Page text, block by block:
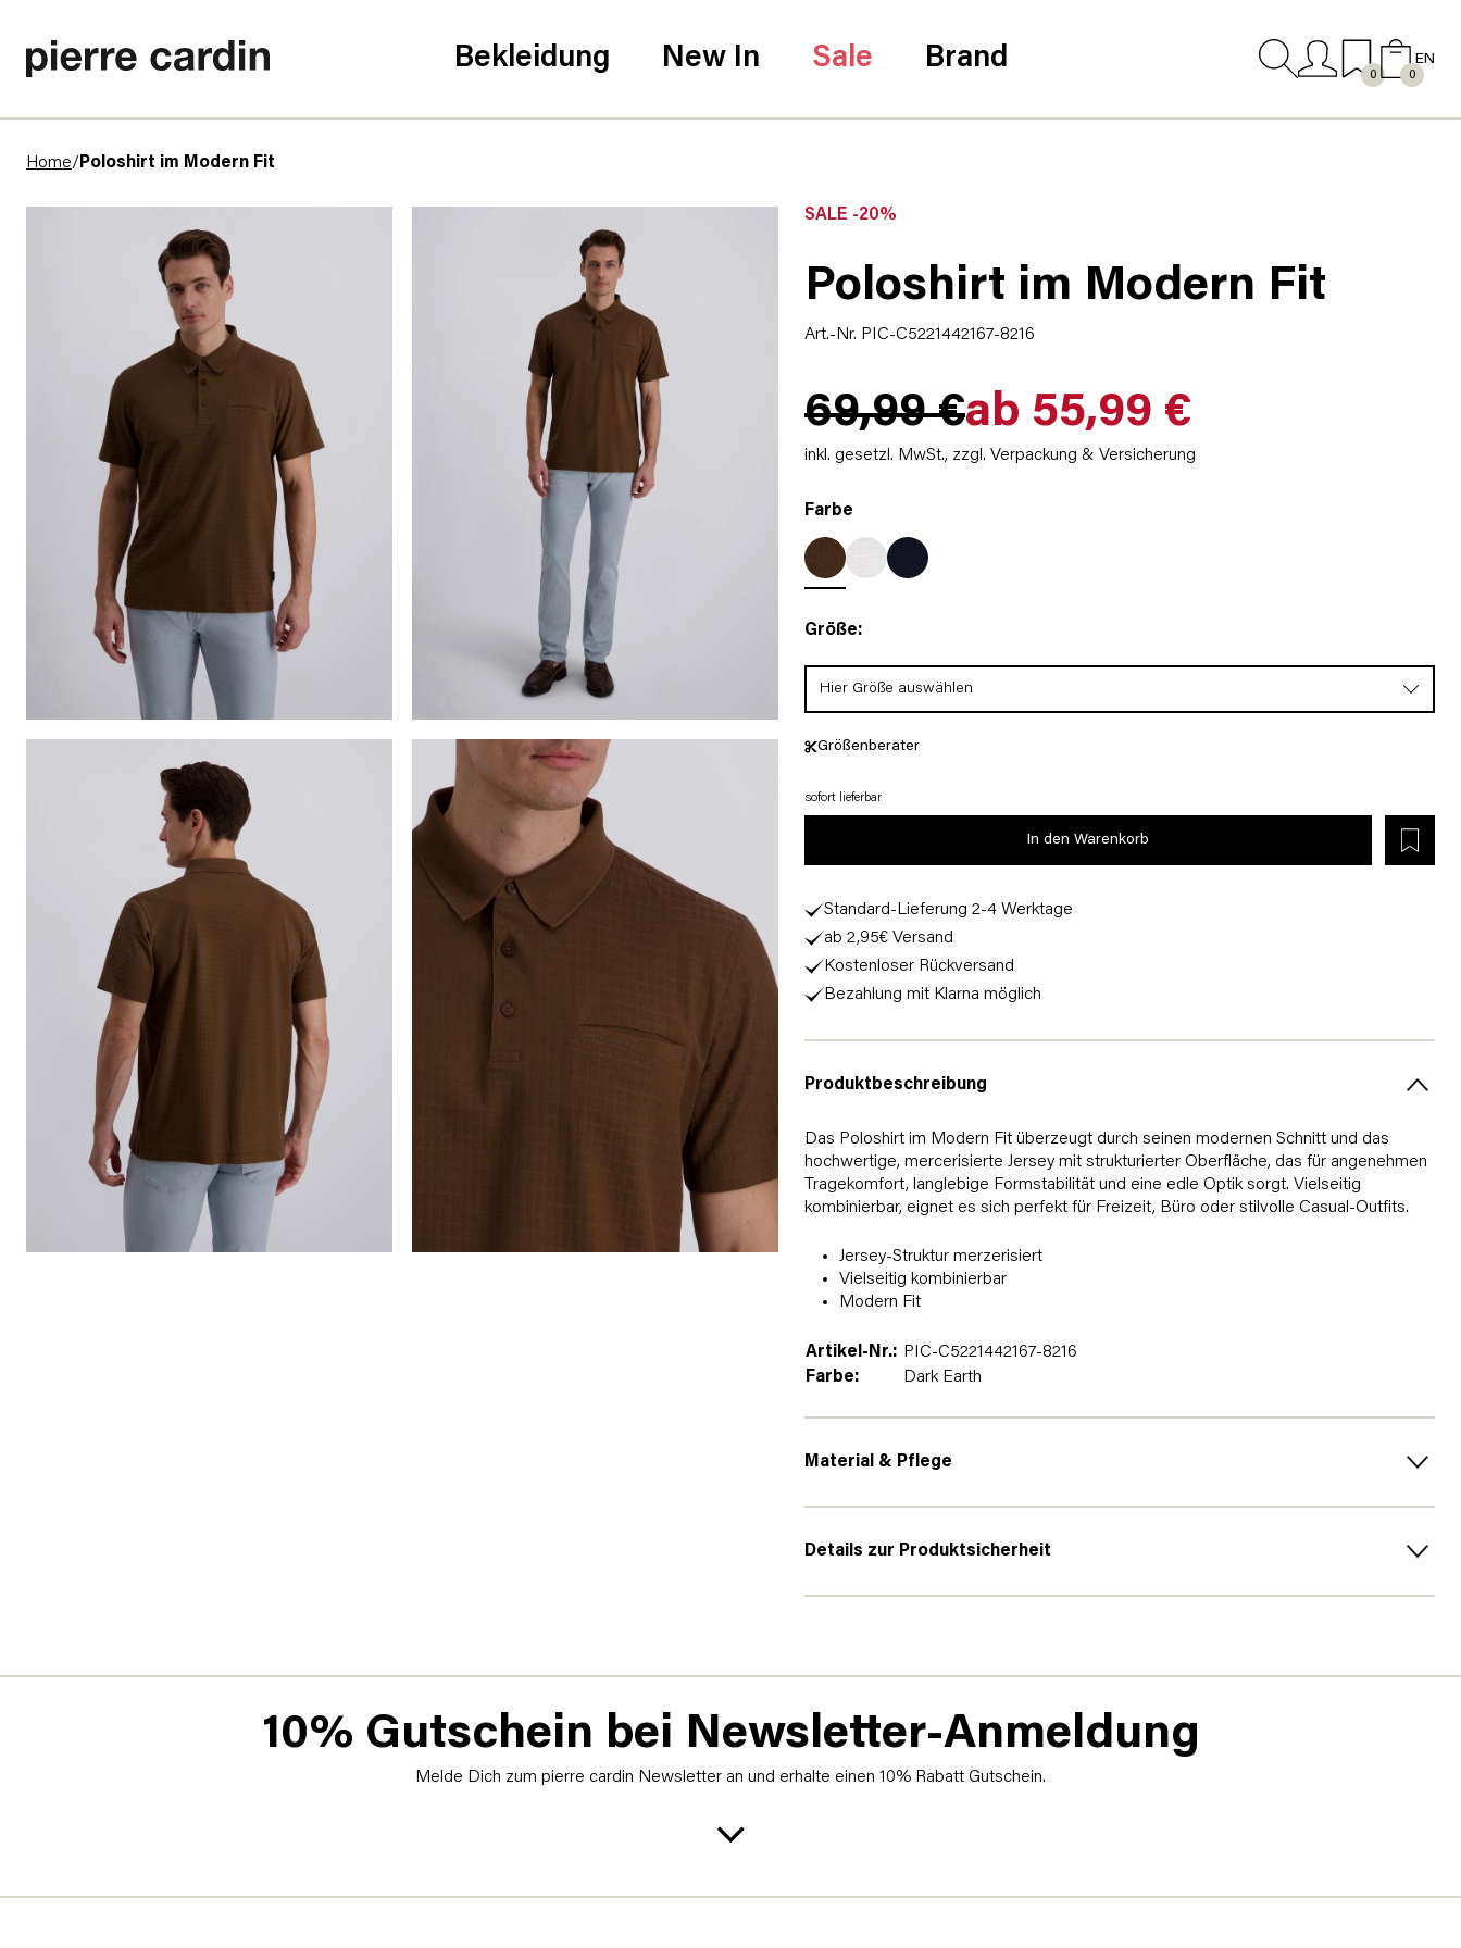
Bekleidung New In Sale Brand
0 0
EN
Home/ Poloshirt im Modern Fit
SALE -20%
Poloshirt im Modern Fit
Art.-Nr. PIC-C5221442167-8216
69,99 €ab 55,99 €
inkl. gesetzl. MwSt., zzgl. Verpackung & Versicherung
Farbe
Größe:
Hier Größe auswählen
Größenberater
sofort lieferbar
In den Warenkorb
Standard-Lieferung 2-4 Werktage
ab 2,95€ Versand
Kostenloser Rückversand
Bezahlung mit Klarna möglich
Produktbeschreibung
Das Poloshirt im Modern Fit überzeugt durch seinen modernen Schnitt und das
hochwertige, mercerisierte Jersey mit strukturierter Oberfläche, das für angenehmen
Tragekomfort, langlebige Formstabilität und eine edle Optik sorgt. Vielseitig
kombinierbar, eignet es sich perfekt für Freizeit, Büro oder stilvolle Casual-Outfits.
Jersey-Struktur merzerisiert
Vielseitig kombinierbar
Modern Fit
Artikel-Nr.: PIC-C5221442167-8216
Farbe:
Dark Earth
Material & Pflege
Details zur Produktsicherheit
10% Gutschein bei Newsletter-Anmeldung
Melde Dich zum pierre cardin Newsletter an und erhalte einen 10% Rabatt Gutschein.